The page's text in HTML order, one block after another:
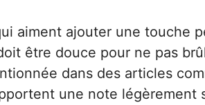
aiment ajouter une touche
être douce pour ne pas
dans des articles
une note légèrement